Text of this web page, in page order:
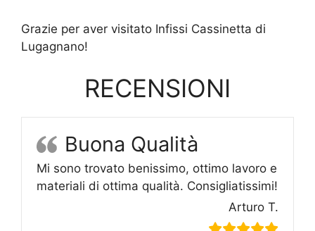
Grazie per aver visitato Infissi Cassinetta di
Lugagnano!
RECENSIONI
Buona Qualità
Mi sono trovato benissimo, ottimo lavoro e
materiali di ottima qualità. Consigliatissimi!
Arturo T.